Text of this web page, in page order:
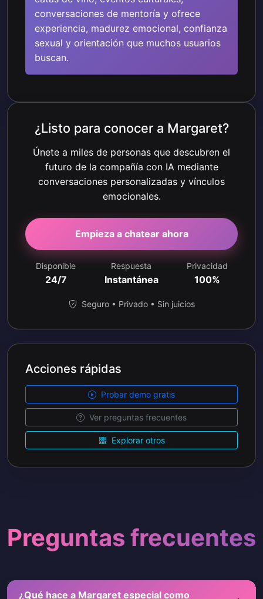
conversaciones de mentoría y ofrece
experiencia, madurez emocional, confianza
sexual y orientación que muchos usuarios
buscan.
¿Listo para conocer a Margaret?
Únete a miles de personas que descubren el
futuro de la compañía con IA mediante
conversaciones personalizadas y vínculos
emocionales.
Empieza a chatear ahora
Disponible
24/7
Respuesta
Instantánea
Privacidad
100%
Seguro • Privado • Sin juicios
Acciones rápidas
Probar demo gratis
Ver preguntas frecuentes
Explorar otros
Preguntas frecuentes
¿Qué hace a Margaret especial como